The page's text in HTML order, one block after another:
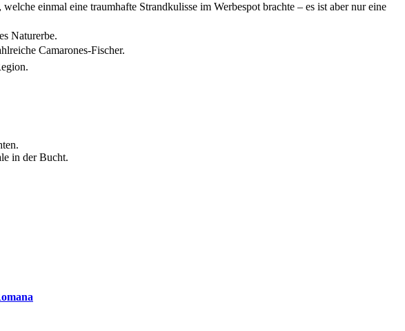
einmal eine traumhafte Strandkulisse im Werbespot brachte – es ist aber nur eine
Naturerbe.
Camarones-Fischer.
in der Bucht.